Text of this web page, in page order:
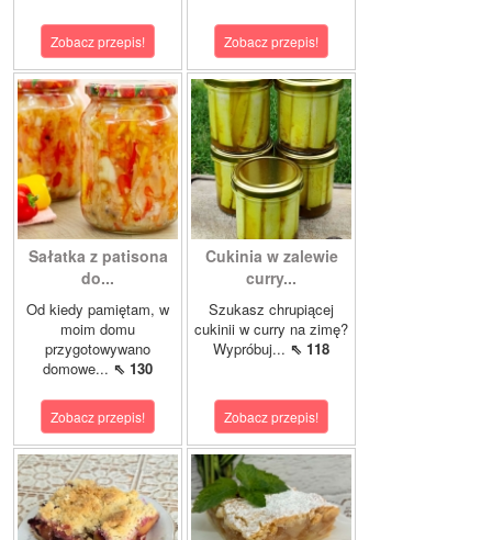
Zobacz przepis! Zobacz przepis!
Sałatka z patisona
do...
Od kiedy pamiętam, w
moim domu
przygotowywano
domowe... ⇖ 130
Zobacz przepis!
Cukinia w zalewie
curry...
Szukasz chrupiącej
cukinii w curry na zimę?
Wypróbuj... ⇖ 118
Zobacz przepis!